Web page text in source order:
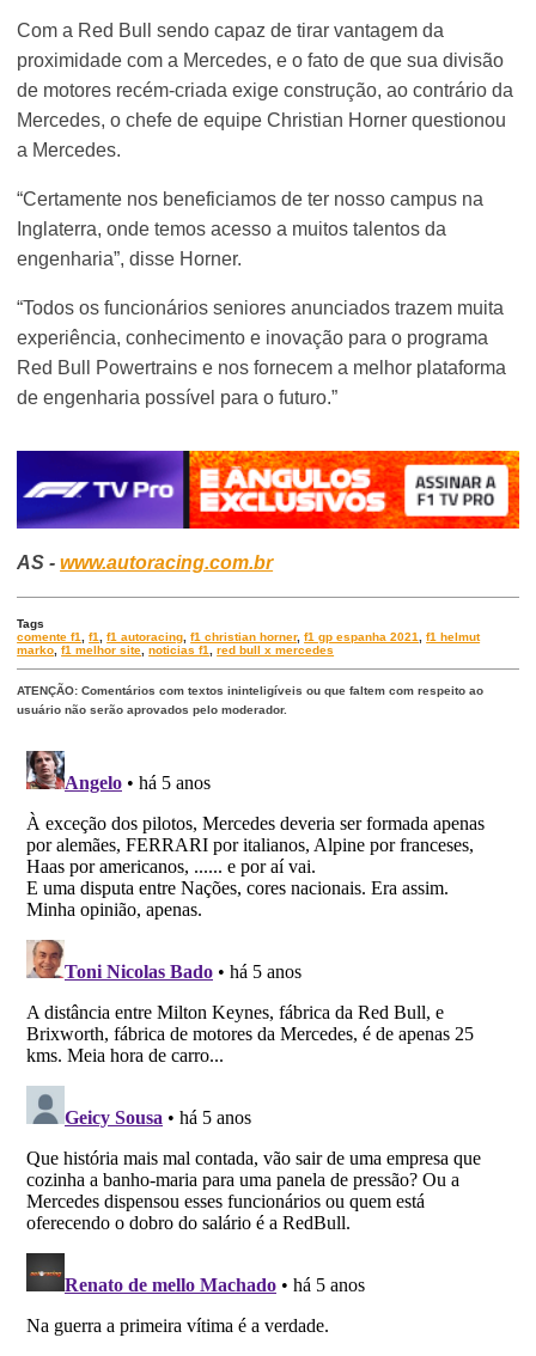
Com a Red Bull sendo capaz de tirar vantagem da
proximidade com a Mercedes, e o fato de que sua divisão
de motores recém-criada exige construção, ao contrário da
Mercedes, o chefe de equipe Christian Horner questionou
a Mercedes.
“Certamente nos beneficiamos de ter nosso campus na
Inglaterra, onde temos acesso a muitos talentos da
engenharia”, disse Horner.
“Todos os funcionários seniores anunciados trazem muita
experiência, conhecimento e inovação para o programa
Red Bull Powertrains e nos fornecem a melhor plataforma
de engenharia possível para o futuro.”
AS -www.autoracing.com.br
Tags
comente f1
,f1 ,f1 autoracing ,f1 christian horner,f1 gp espanha 2021 ,f1 helmut
marko ,f1 melhor site ,noticias f1 ,red bull x mercedes
ATENÇÃO: Comentários com textos ininteligíveis ou que faltem com respeito ao
usuário não serão aprovados pelo moderador.